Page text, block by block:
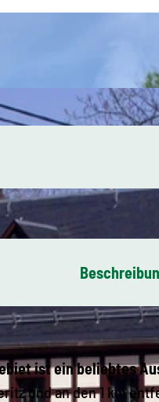
ist ein beliebtes
und an den 1 km